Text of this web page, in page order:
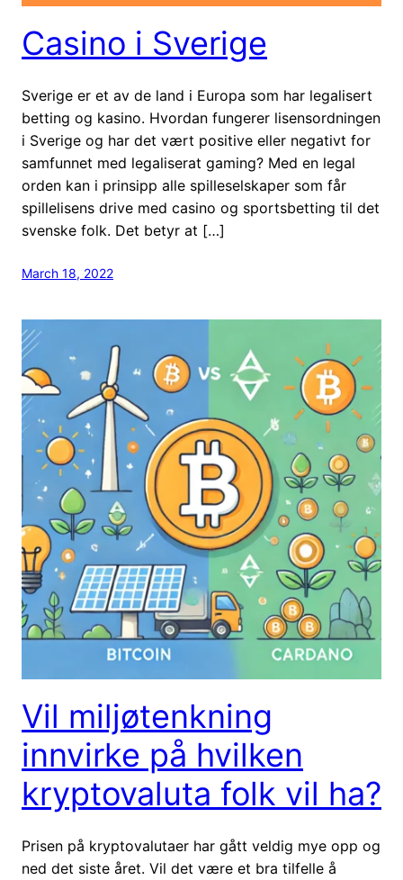
Casino i Sverige
Sverige er et av de land i Europa som har legalisert
betting og kasino. Hvordan fungerer lisensordningen
i Sverige og har det vært positive eller negativt for
samfunnet med legaliserat gaming? Med en legal
orden kan i prinsipp alle spilleselskaper som får
spillelisens drive med casino og sportsbetting til det
svenske folk. Det betyr at […]
March 18, 2022
Vil miljøtenkning
innvirke på hvilken
kryptovaluta folk vil ha?
Prisen på kryptovalutaer har gått veldig mye opp og
ned det siste året. Vil det være et bra tilfelle å